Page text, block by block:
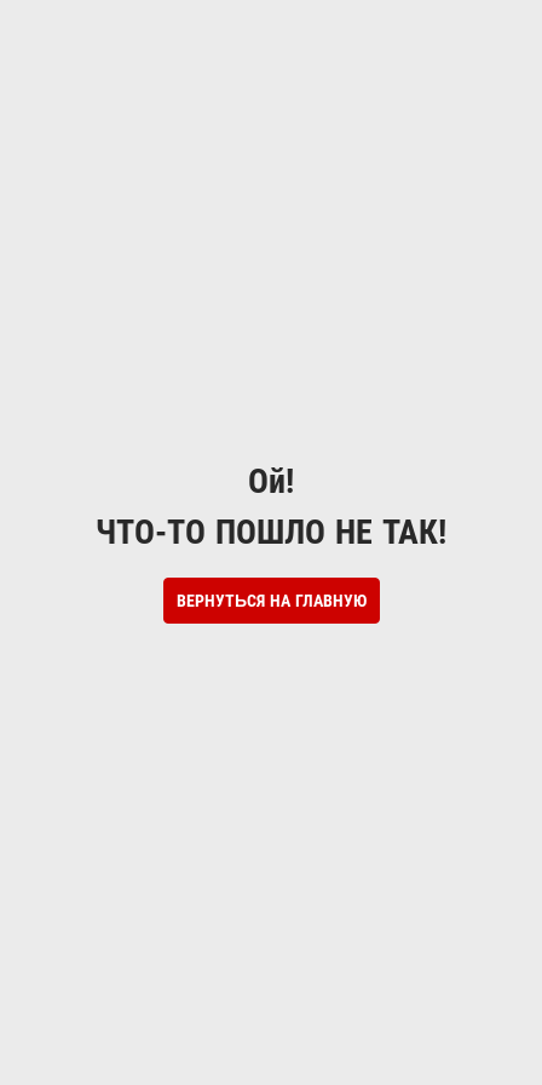
Ой!
ЧТО-ТО ПОШЛО НЕ ТАК!
ВЕРНУТЬСЯ НА ГЛАВНУЮ